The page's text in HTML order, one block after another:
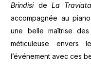
Brindiside La Traviata
accompagnée au
une belle maîtrise
méticuleuse envers
l’événement avec ces